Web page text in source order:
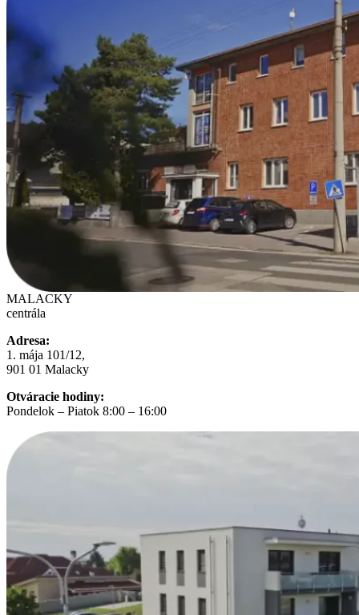
MALACKY
centrála
Adresa:
1. mája 101/12,
901 01 Malacky
Otváracie hodiny:
Pondelok – Piatok 8:00 – 16:00